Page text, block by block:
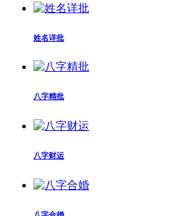
姓名详批
八字精批
八字财运